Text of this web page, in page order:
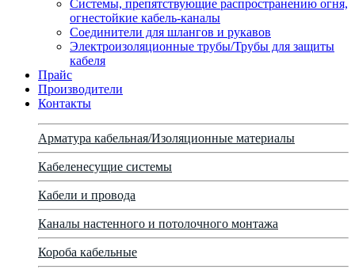
Системы, препятствующие распространению огня,
огнестойкие кабель-каналы
Соединители для шлангов и рукавов
Электроизоляционные трубы/Трубы для защиты
кабеля
Прайс
Производители
Контакты
Арматура кабельная/Изоляционные материалы
Кабеленесущие системы
Кабели и провода
Каналы настенного и потолочного монтажа
Короба кабельные